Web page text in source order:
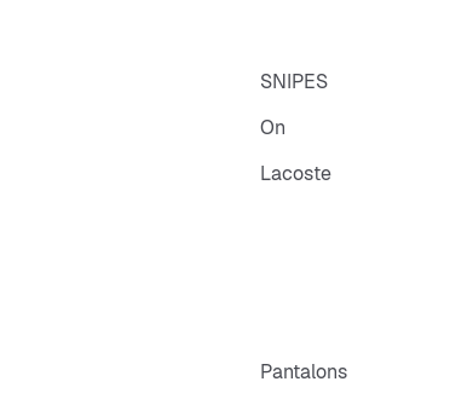
SNIPES
On
Lacoste
Pantalons